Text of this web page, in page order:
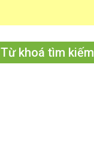
Từ khoá tìm kiếm